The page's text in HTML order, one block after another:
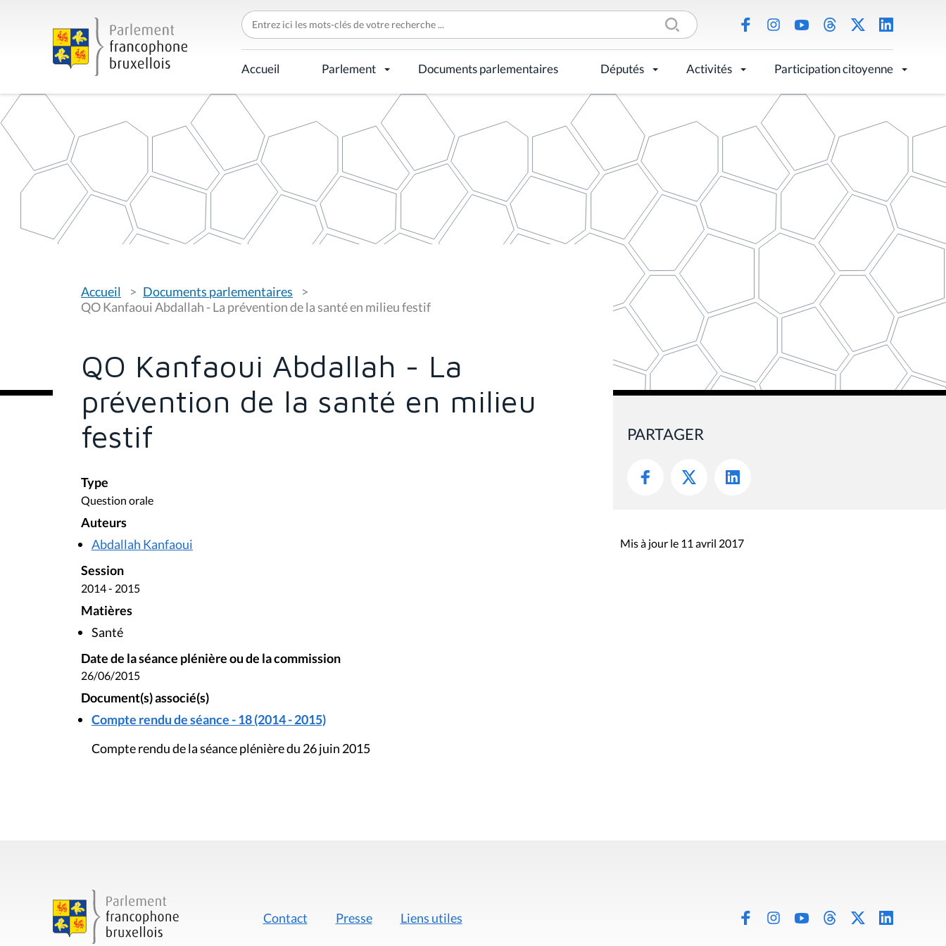
C
h
e
r
c
h
r
p
Accueil Parlement Documents parlementaires Députés Activités Participation citoyenne
o
u
s
:
Accueil
Documents parlementaires
QO Kanfaoui Abdallah - La prévention de la santé en milieu festif
QO Kanfaoui Abdallah - La
prévention de la santé en milieu
festif
Type
Question orale
Auteurs
Abdallah Kanfaoui
Session
2014 - 2015
Matières
Santé
Date de la séance plénière ou de la commission
26/06/2015
Document(s) associé(s)
Compte rendu de séance - 18 (2014 - 2015)
Compte rendu de la séance plénière du 26 juin 2015
PARTAGER
Mis à jour le 11 avril 2017
Contact Presse Liens utiles